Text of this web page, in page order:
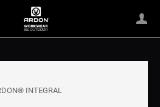
INTEGRAL